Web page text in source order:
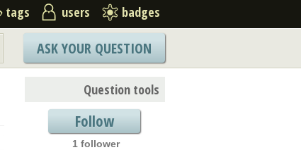
tags users badges
ASK YOUR QUESTION
Question tools
Follow
1 follower